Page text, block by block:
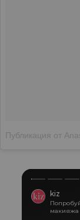
Публикация от